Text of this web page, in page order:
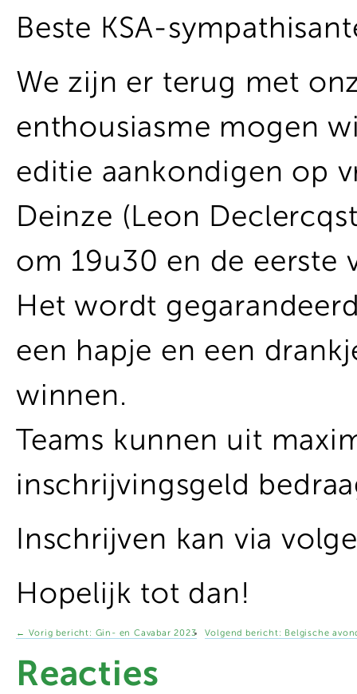
Beste KSA-
We zijn er terug met
enthousiasme mogen
editie aankondigen op
Deinze (Leon
om 19u30 en de eerste
Het wordt
een hapje en een
winnen.
Teams kunnen uit
inschrijvingsgeld
Inschrijven kan via
Hopelijk tot dan!
← Vorig bericht: Gin- en Cavabar 2023 Volgend bericht: Belgische
Reacties